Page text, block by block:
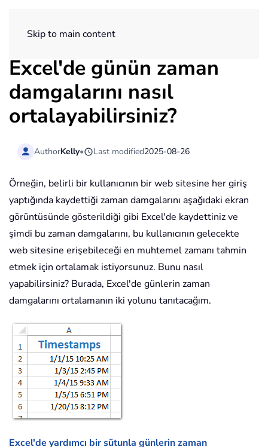
Skip to main content
Excel'de günün zaman
damgalarını nasıl
ortalayabilirsiniz?
AuthorKelly• Last modified2025-08-26
Örneğin, belirli bir kullanıcının bir web sitesine her giriş
yaptığında kaydettiği zaman damgalarını aşağıdaki ekran
görüntüsünde gösterildiği gibi Excel'de kaydettiniz ve
şimdi bu zaman damgalarını, bu kullanıcının gelecekte
web sitesine erişebileceği en muhtemel zamanı tahmin
etmek için ortalamak istiyorsunuz. Bunu nasıl
yapabilirsiniz? Burada, Excel'de günlerin zaman
damgalarını ortalamanın iki yolunu tanıtacağım.
Excel'de yardımcı bir sütunla günlerin zaman